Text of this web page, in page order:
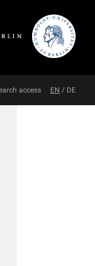
access EN / DE